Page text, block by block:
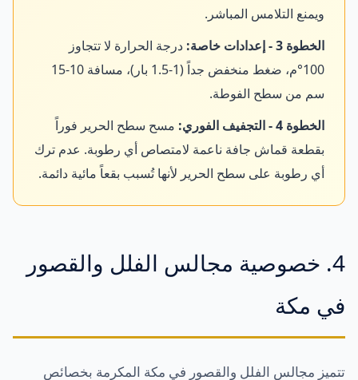
ويمنع التلامس المباشر.
الخطوة 3 - إعدادات خاصة:
درجة الحرارة لا تتجاوز
100°م، ضغط منخفض جداً (1-1.5 بار)، مسافة 10-15
سم من سطح الفوطة.
الخطوة 4 - التجفيف الفوري:
مسح سطح الحرير فوراً
بقطعة قماش جافة ناعمة لامتصاص أي رطوبة. عدم ترك
أي رطوبة على سطح الحرير لأنها تُسبب بقعاً مائية دائمة.
4. خصوصية مجالس الفلل والقصور
في مكة
تتميز مجالس الفلل والقصور في مكة المكرمة بخصائص